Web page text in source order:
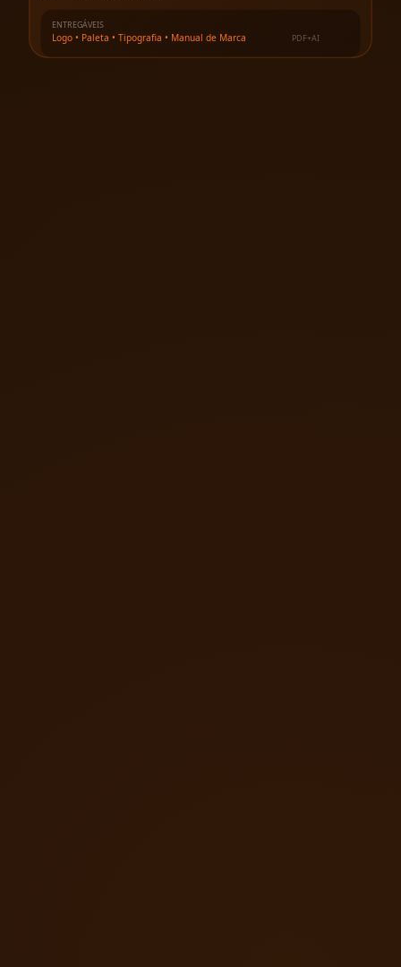
ENTREGÁVEIS
Logo • Paleta • Tipografia • Manual de Marca PDF+AI